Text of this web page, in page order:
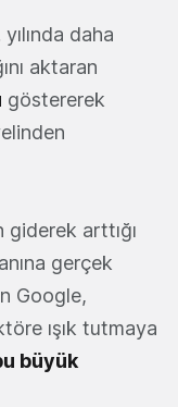
yılında daha
aktaran
göstererek
giderek arttığı
gerçek
Google,
ışık tutmaya
büyük